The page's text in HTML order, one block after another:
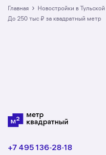
в разделе размещено
вернём полную
Главная › Новостройки в
до 250 тыс ₽ за квадратный метр
+7 495 136‑28‑18